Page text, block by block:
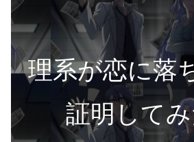
理系が恋に落
証明してみ